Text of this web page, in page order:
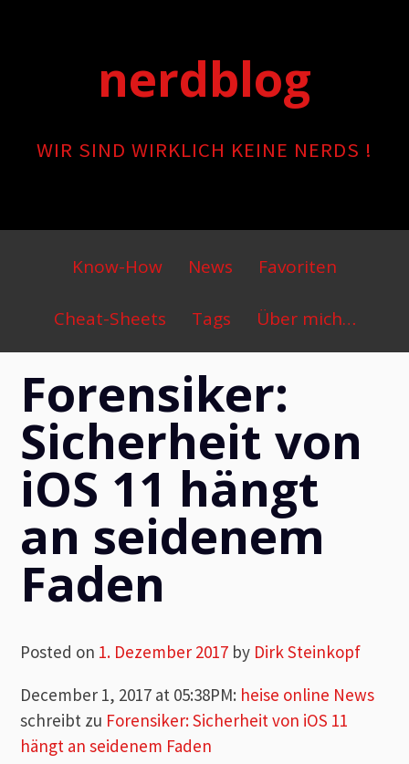
nerdblog
WIR SIND WIRKLICH KEINE NERDS !
Primary
Menu
Know-How News Favoriten
Cheat-Sheets Tags Über mich…
Forensiker:
Sicherheit von
iOS 11 hängt
an seidenem
Faden
Posted on 1. Dezember 2017 by Dirk Steinkopf
December 1, 2017 at 05:38PM: heise online News
schreibt zu Forensiker: Sicherheit von iOS 11
hängt an seidenem Faden